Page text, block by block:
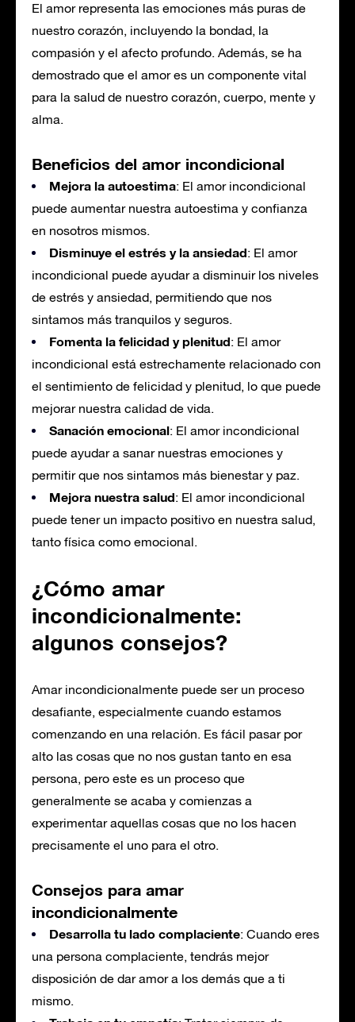
El amor representa las emociones más puras de
nuestro corazón, incluyendo la bondad, la
compasión y el afecto profundo. Además, se ha
demostrado que el amor es un componente vital
para la salud de nuestro corazón, cuerpo, mente y
alma.
Beneficios del amor incondicional
Mejora la autoestima: El amor incondicional
puede aumentar nuestra autoestima y confianza
en nosotros mismos.
Disminuye el estrés y la ansiedad: El amor
incondicional puede ayudar a disminuir los niveles
de estrés y ansiedad, permitiendo que nos
sintamos más tranquilos y seguros.
Fomenta la felicidad y plenitud: El amor
incondicional está estrechamente relacionado con
el sentimiento de felicidad y plenitud, lo que puede
mejorar nuestra calidad de vida.
Sanación emocional: El amor incondicional
puede ayudar a sanar nuestras emociones y
permitir que nos sintamos más bienestar y paz.
Mejora nuestra salud: El amor incondicional
puede tener un impacto positivo en nuestra salud,
tanto física como emocional.
¿Cómo amar
incondicionalmente:
algunos consejos?
Amar incondicionalmente puede ser un proceso
desafiante, especialmente cuando estamos
comenzando en una relación. Es fácil pasar por
alto las cosas que no nos gustan tanto en esa
persona, pero este es un proceso que
generalmente se acaba y comienzas a
experimentar aquellas cosas que no los hacen
precisamente el uno para el otro.
Consejos para amar
incondicionalmente
Desarrolla tu lado complaciente: Cuando eres
una persona complaciente, tendrás mejor
disposición de dar amor a los demás que a ti
mismo.